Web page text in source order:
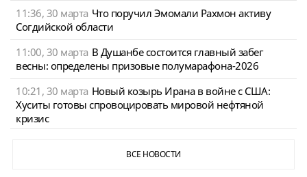
11:36, 30 марта Что поручил Эмомали Рахмон активу
Согдийской области
11:00, 30 марта В Душанбе состоится главный забег
весны: определены призовые полумарафона-2026
10:21, 30 марта Новый козырь Ирана в войне с США:
Хуситы готовы спровоцировать мировой нефтяной
кризис
ВСЕ НОВОСТИ